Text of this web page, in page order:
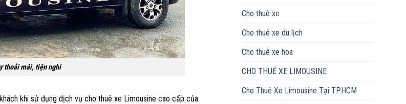
thoải mái, tiện nghi
khi sử dụng dịch vụ cho thuê xe Limousine cao cấp của
Cho thuê xe
Cho thuê xe du lịch
Cho thuê xe hoa
CHO THUÊ XE LIMOUSINE
Cho Thuê Xe Limousine Tại TP.HCM